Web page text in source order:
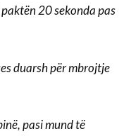
20 sekonda pas
duarsh për mbrojtje
pasi mund të